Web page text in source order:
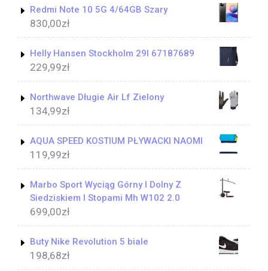
Redmi Note 10 5G 4/64GB Szary
830,00zł
Helly Hansen Stockholm 29l 67187689
229,99zł
Northwave Długie Air Lf Zielony
134,99zł
AQUA SPEED KOSTIUM PŁYWACKI NAOMI
119,99zł
Marbo Sport Wyciąg Górny I Dolny Z
Siedziskiem I Stopami Mh W102 2.0
699,00zł
Buty Nike Revolution 5 biale
198,68zł